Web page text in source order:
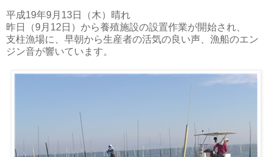
平成19年9月13日（木）晴れ
昨日（9月12日）から養殖施設の設置作業が開始され、
支柱漁場に、早朝から生産者の活気の良い声、漁船のエン
ジン音が響いています。